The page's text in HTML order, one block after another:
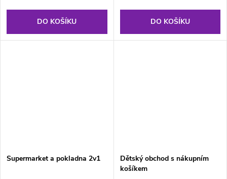
DO KOŠÍKU DO KOŠÍKU
Supermarket a pokladna 2v1
Dětský obchod s nákupním
košíkem